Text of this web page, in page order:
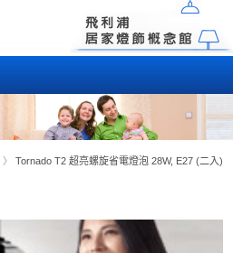
〉 Tornado T2 超亮螺旋省電燈泡 28W, E27 (二入)